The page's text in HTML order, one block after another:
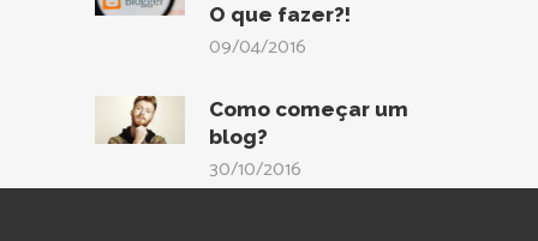
O que fazer?!
09/04/2016
Como começar um
blog?
30/10/2016